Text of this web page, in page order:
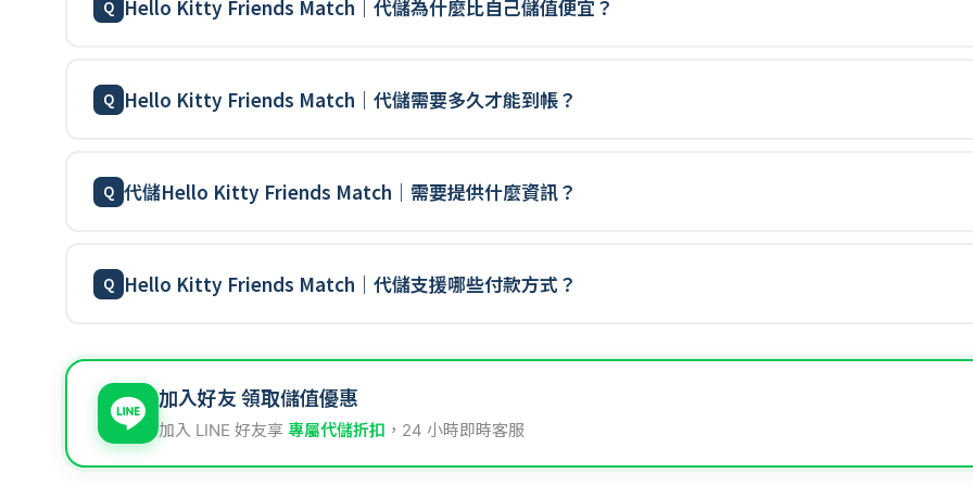
Hello Kitty Friends Match｜代儲為什麼比自己儲值便宜？
Hello Kitty Friends Match｜代儲需要多久才能到帳？
代儲Hello Kitty Friends Match｜需要提供什麼資訊？
Hello Kitty Friends Match｜代儲支援哪些付款方式？
加入好友 領取儲值優惠
加入 LINE 好友享 專屬代儲折扣 ，24 小時即時客服